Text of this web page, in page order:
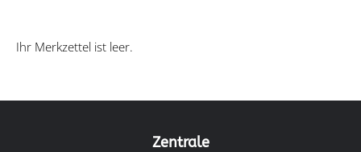
Ihr Merkzettel ist leer.
Zentrale